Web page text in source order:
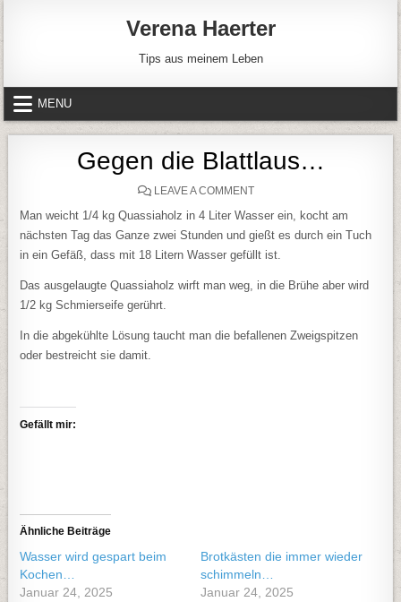
Verena Haerter
Tips aus meinem Leben
MENU
Gegen die Blattlaus…
LEAVE A COMMENTON GEGEN DIE
Man weicht 1/4 kg Quassiaholz in 4 Liter Wasser ein, kocht am
nächsten Tag das Ganze zwei Stunden und gießt es durch ein Tuch
in ein Gefäß, dass mit 18 Litern Wasser gefüllt ist.
Das ausgelaugte Quassiaholz wirft man weg, in die Brühe aber wird
1/2 kg Schmierseife gerührt.
In die abgekühlte Lösung taucht man die befallenen Zweigspitzen
oder bestreicht sie damit.
Gefällt mir:
Ähnliche Beiträge
Wasser wird gespart beim
Kochen…
Januar 24, 2025
Brotkästen die immer wieder
schimmeln…
Januar 24, 2025